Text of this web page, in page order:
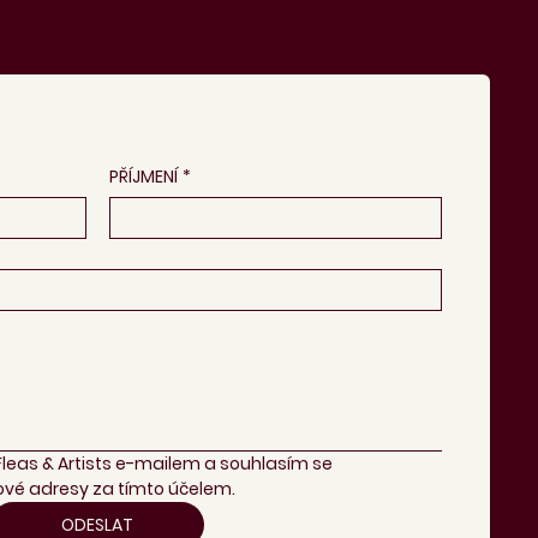
PŘÍJMENÍ *
& Artists e-mailem a souhlasím se
adresy za tímto účelem.
ODESLAT